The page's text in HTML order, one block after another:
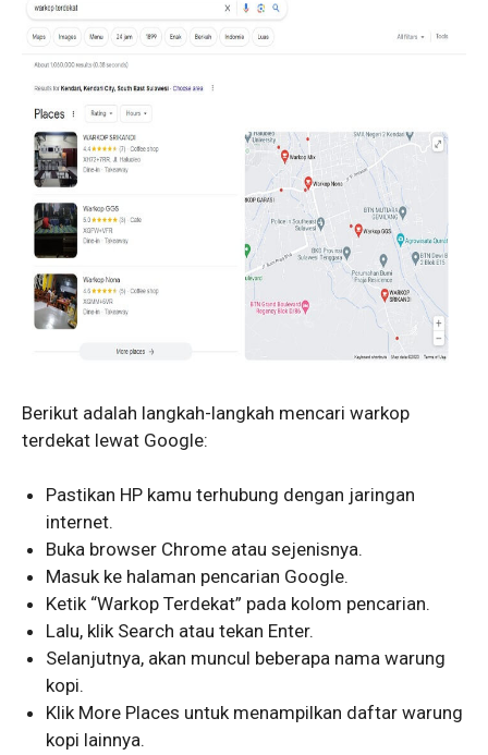
Berikut adalah langkah-langkah mencari warkop
terdekat lewat Google:
Pastikan HP kamu terhubung dengan jaringan
internet.
Buka browser Chrome atau sejenisnya.
Masuk ke halaman pencarian Google.
Ketik “Warkop Terdekat” pada kolom pencarian.
Lalu, klik Search atau tekan Enter.
Selanjutnya, akan muncul beberapa nama warung
kopi.
Klik More Places untuk menampilkan daftar warung
kopi lainnya.